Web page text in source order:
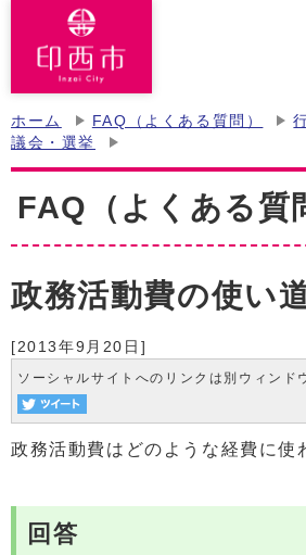
ホーム FAQ（よくある質問）
議会・選挙
FAQ（よくある質
政務活動費の使い
[2013年9月20日]
ソーシャルサイトへのリンクは別ウィンド
政務活動費はどのような経費に使
回答